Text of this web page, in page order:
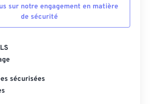
sur notre engagement en matière
de sécurité
sécurisées